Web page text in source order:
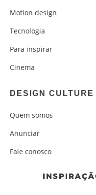
Motion design
Tecnologia
Para inspirar
Cinema
DESIGN CULTURE
Quem somos
Anunciar
Fale conosco